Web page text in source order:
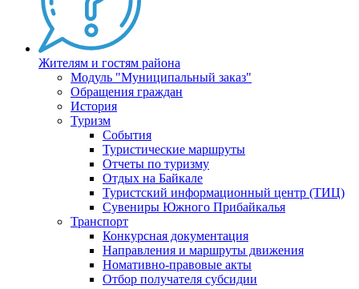
Жителям и гостям района
Модуль "Муниципальный заказ"
Обращения граждан
История
Туризм
События
Туристические маршруты
Отчеты по туризму
Отдых на Байкале
Туристский информационный центр (ТИЦ)
Сувениры Южного Прибайкалья
Транспорт
Конкурсная документация
Направления и маршруты движения
Номативно-правовые акты
Отбор получателя субсидии